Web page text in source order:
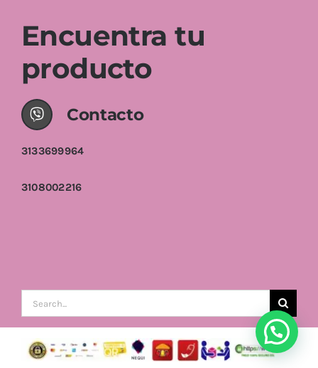
Encuentra tu
producto
Contacto
3133699964
3108002216
Buscar: